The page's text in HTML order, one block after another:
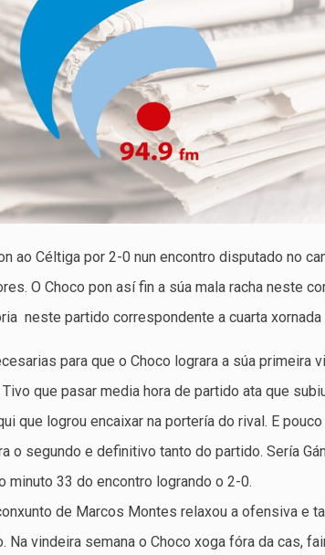
ao Céltiga por 2-0 nun encontro disputado no
O Choco pon así fin a súa mala racha neste
neste partido correspondente a cuarta xornada
para que o Choco lograra a súa primeira
que pasar media hora de partido ata que
que logrou encaixar na portería do rival. E
o segundo e definitivo tanto do partido. Sería
minuto 33 do encontro logrando o 2-0.
de Marcos Montes relaxou a ofensiva e
Na vindeira semana o Choco xoga fóra da cas,